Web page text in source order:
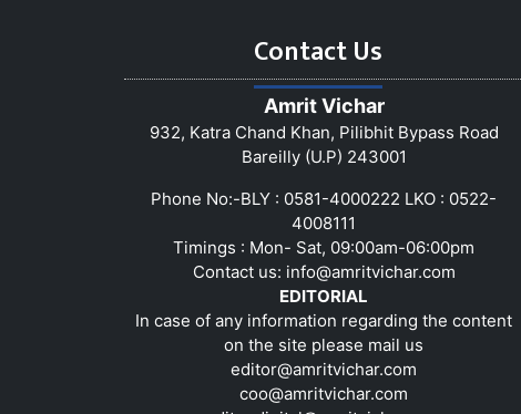
Contact Us
Amrit Vichar
932, Katra Chand Khan, Pilibhit Bypass Road
Bareilly (U.P) 243001
Phone No:-BLY : 0581-4000222 LKO : 0522-
4008111
Timings : Mon- Sat, 09:00am-06:00pm
Contact us: info@amritvichar.com
EDITORIAL
In case of any information regarding the content
on the site please mail us
editor@amritvichar.com
coo@amritvichar.com